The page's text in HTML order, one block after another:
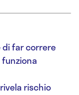
di far correre
funziona
rischio